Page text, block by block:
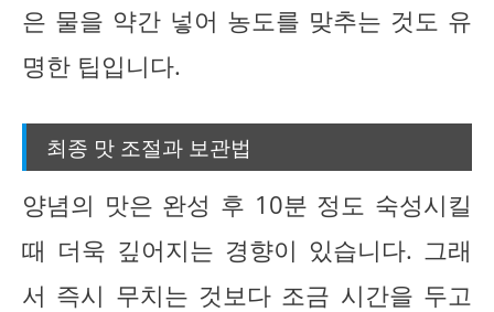
은 물을 약간 넣어 농도를 맞추는 것도 유
명한 팁입니다.
최종 맛 조절과 보관법
양념의 맛은 완성 후 10분 정도 숙성시킬
때 더욱 깊어지는 경향이 있습니다. 그래
서 즉시 무치는 것보다 조금 시간을 두고